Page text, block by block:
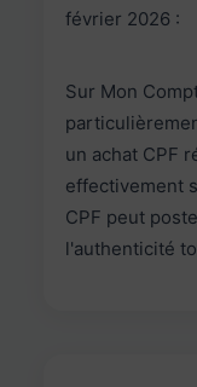
février 2026 :
Sur Mon
un achat CPF
effectivement
CPF peut
l'authenticité